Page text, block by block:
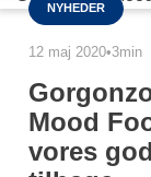
NYHEDER
12 maj 2020•3min
Mood
vores